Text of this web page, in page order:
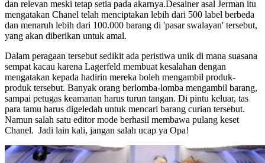
dan relevan meski tetap setia pada akarnya.Desainer asal Jerman itu
mengatakan Chanel telah menciptakan lebih dari 500 label berbeda
dan menaruh lebih dari 100.000 barang di 'pasar swalayan' tersebut,
yang akan diberikan untuk amal.
Dalam peragaan tersebut sedikit ada peristiwa unik di mana suasana
sempat kacau karena Lagerfeld membuat kesalahan dengan
mengatakan kepada hadirin mereka boleh mengambil produk-
produk tersebut. Banyak orang berlomba-lomba mengambil barang,
sampai petugas keamanan harus turun tangan. Di pintu keluar, tas
para tamu harus digeledah untuk mencari barang curian tersebut.
Namun salah satu editor mode berhasil membawa pulang keset
Chanel. Jadi lain kali, jangan salah ucap ya Opa!